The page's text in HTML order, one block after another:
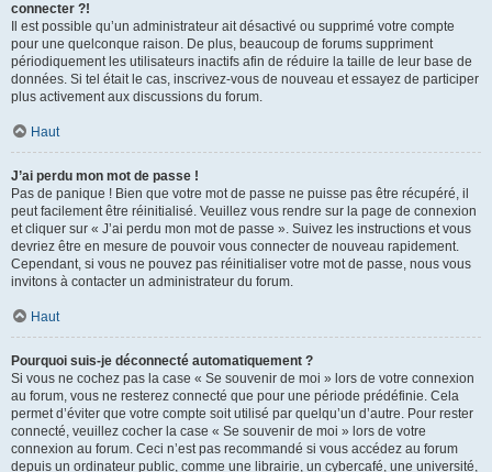
connecter ?!
Il est possible qu’un administrateur ait désactivé ou supprimé votre compte
pour une quelconque raison. De plus, beaucoup de forums suppriment
périodiquement les utilisateurs inactifs afin de réduire la taille de leur base de
données. Si tel était le cas, inscrivez-vous de nouveau et essayez de participer
plus activement aux discussions du forum.
Haut
J’ai perdu mon mot de passe !
Pas de panique ! Bien que votre mot de passe ne puisse pas être récupéré, il
peut facilement être réinitialisé. Veuillez vous rendre sur la page de connexion
et cliquer sur « J’ai perdu mon mot de passe ». Suivez les instructions et vous
devriez être en mesure de pouvoir vous connecter de nouveau rapidement.
Cependant, si vous ne pouvez pas réinitialiser votre mot de passe, nous vous
invitons à contacter un administrateur du forum.
Haut
Pourquoi suis-je déconnecté automatiquement ?
Si vous ne cochez pas la case « Se souvenir de moi » lors de votre connexion
au forum, vous ne resterez connecté que pour une période prédéfinie. Cela
permet d’éviter que votre compte soit utilisé par quelqu’un d’autre. Pour rester
connecté, veuillez cocher la case « Se souvenir de moi » lors de votre
connexion au forum. Ceci n’est pas recommandé si vous accédez au forum
depuis un ordinateur public, comme une librairie, un cybercafé, une université,